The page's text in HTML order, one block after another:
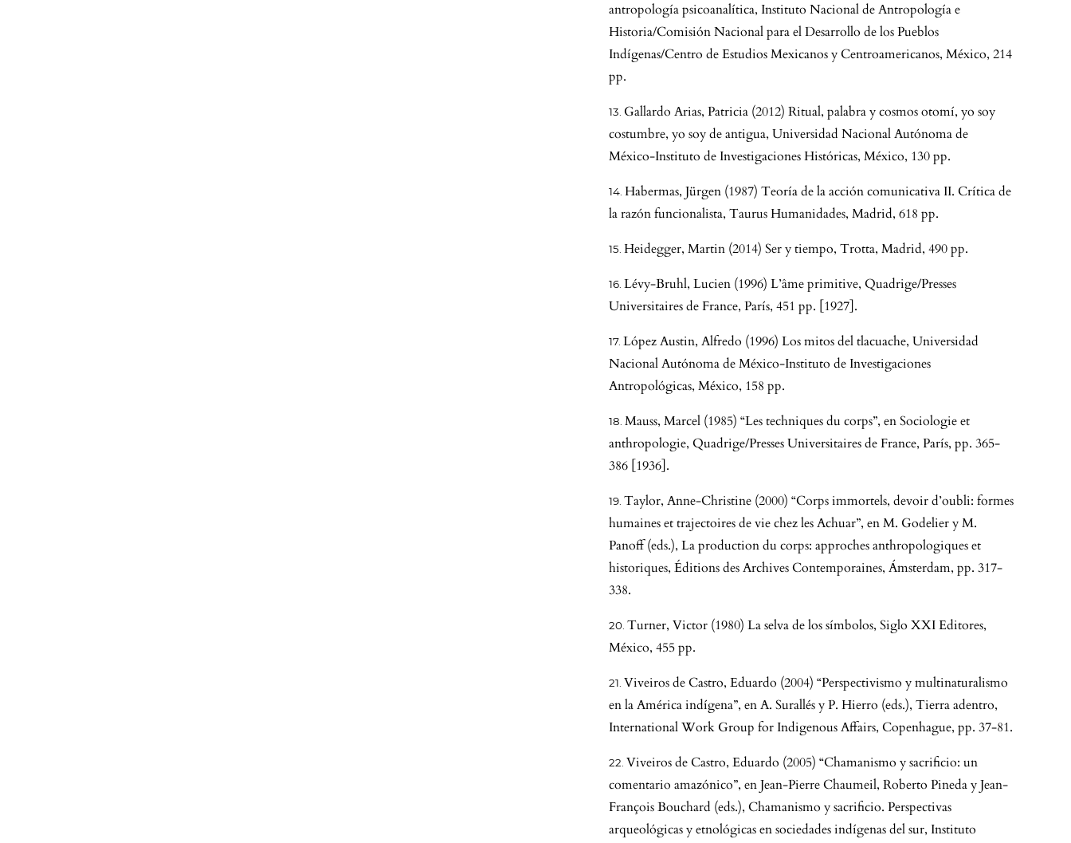
antropología psicoanalítica, Instituto Nacional de Antropología e
Historia/Comisión Nacional para el Desarrollo de los Pueblos
Indígenas/Centro de Estudios Mexicanos y Centroamericanos, México, 214
pp.
Gallardo Arias, Patricia (2012) Ritual, palabra y cosmos otomí, yo soy
costumbre, yo soy de antigua, Universidad Nacional Autónoma de
México-Instituto de Investigaciones Históricas, México, 130 pp.
Habermas, Jürgen (1987) Teoría de la acción comunicativa II. Crítica de
la razón funcionalista, Taurus Humanidades, Madrid, 618 pp.
Heidegger, Martin (2014) Ser y tiempo, Trotta, Madrid, 490 pp.
Lévy-Bruhl, Lucien (1996) L’âme primitive, Quadrige/Presses
Universitaires de France, París, 451 pp. [1927].
López Austin, Alfredo (1996) Los mitos del tlacuache, Universidad
Nacional Autónoma de México-Instituto de Investigaciones
Antropológicas, México, 158 pp.
Mauss, Marcel (1985) “Les techniques du corps”, en Sociologie et
anthropologie, Quadrige/Presses Universitaires de France, París, pp. 365-
386 [1936].
Taylor, Anne-Christine (2000) “Corps immortels, devoir d’oubli: formes
humaines et trajectoires de vie chez les Achuar”, en M. Godelier y M.
Panoff (eds.), La production du corps: approches anthropologiques et
historiques, Éditions des Archives Contemporaines, Ámsterdam, pp. 317-
338.
Turner, Victor (1980) La selva de los símbolos, Siglo XXI Editores,
México, 455 pp.
Viveiros de Castro, Eduardo (2004) “Perspectivismo y multinaturalismo
en la América indígena”, en A. Surallés y P. Hierro (eds.), Tierra adentro,
International Work Group for Indigenous Affairs, Copenhague, pp. 37-81.
Viveiros de Castro, Eduardo (2005) “Chamanismo y sacrificio: un
comentario amazónico”, en Jean-Pierre Chaumeil, Roberto Pineda y Jean-
François Bouchard (eds.), Chamanismo y sacrificio. Perspectivas
arqueológicas y etnológicas en sociedades indígenas del sur, Instituto